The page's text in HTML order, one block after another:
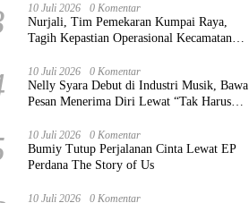
10 Juli 2026 0 Komentar
Nurjali, Tim Pemekaran Kumpai Raya,
Tagih Kepastian Operasional Kecamatan
10 Juli 2026 0 Komentar
Nelly Syara Debut di Industri Musik, Bawa
Pesan Menerima Diri Lewat “Tak Harus
10 Juli 2026 0 Komentar
Bumiy Tutup Perjalanan Cinta Lewat EP
Perdana The Story of Us
10 Juli 2026 0 Komentar